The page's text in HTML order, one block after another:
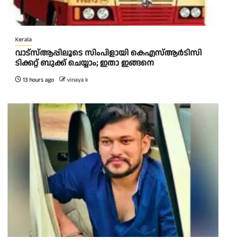
Kerala
വാട്‌സ്ആപ്പിലൂടെ സിംപിളായി കെഎസ്ആര്‍ടിസി
ടിക്കറ്റ് ബുക്ക് ചെയ്യാം; ഇതാ ഇങ്ങനെ
13 hours ago vinaya k